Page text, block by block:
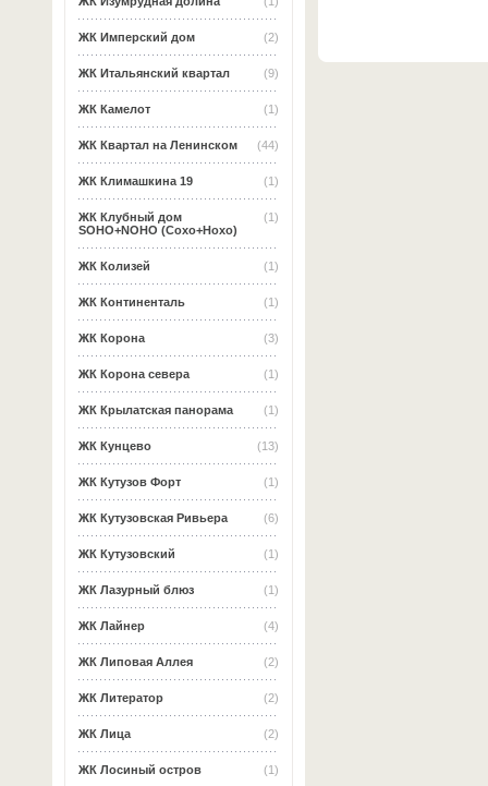
(2)
ЖК Имперский дом
(9)
ЖК Итальянский квартал
(1)
ЖК Камелот
(44)
ЖК Квартал на Ленинском
(1)
ЖК Климашкина 19
(1)
ЖК Клубный дом
SOHO+NOHO (Сохо+Нохо)
(1)
ЖК Колизей
(1)
ЖК Континенталь
(3)
ЖК Корона
(1)
ЖК Корона севера
(1)
ЖК Крылатская панорама
(13)
ЖК Кунцево
(1)
ЖК Кутузов Форт
(6)
ЖК Кутузовская Ривьера
(1)
ЖК Кутузовский
(1)
ЖК Лазурный блюз
(4)
ЖК Лайнер
(2)
ЖК Липовая Аллея
(2)
ЖК Литератор
(2)
ЖК Лица
(1)
ЖК Лосиный остров